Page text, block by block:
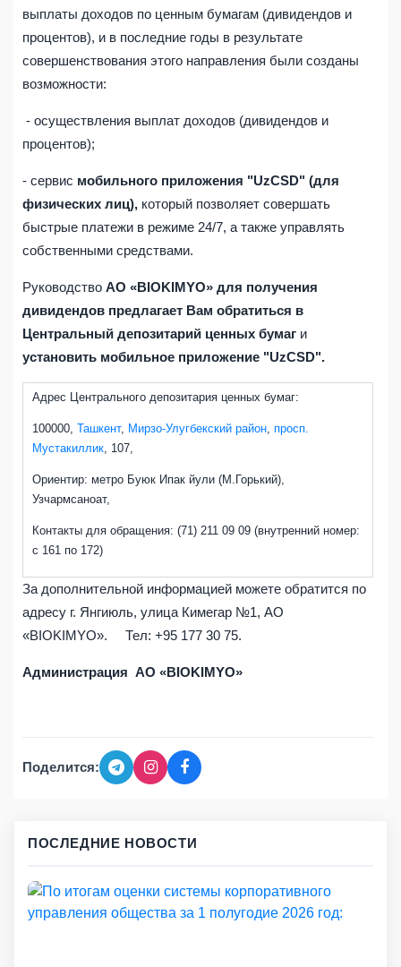
выплаты доходов по ценным бумагам (дивидендов и
процентов), и в последние годы в результате
совершенствования этого направления были созданы
возможности:
- осуществления выплат доходов (дивидендов и
процентов);
- сервис мобильного приложения "UzCSD" (для
физических лиц), который позволяет совершать
быстрые платежи в режиме 24/7, а также управлять
собственными средствами.
Руководство АО «BIOKIMYO» для получения
дивидендов предлагает Вам обратиться в
Центральный депозитарий ценных бумаг и
установить мобильное приложение "UzCSD".
Адрес Центрального депозитария ценных бумаг:
100000, Ташкент, Мирзо-Улугбекский район, просп.
Мустакиллик, 107,
Ориентир: метро Буюк Ипак йули (М.Горький),
Узчармсаноат,
Контакты для обращения: (71) 211 09 09 (внутренний номер:
с 161 по 172)
За дополнительной информацией можете обратится по
адресу г. Янгиюль, улица Кимегар №1, АО
«BIOKIMYO». Тел: +95 177 30 75.
Администрация АО «BIOKIMYO»
Поделится:
ПОСЛЕДНИЕ НОВОСТИ